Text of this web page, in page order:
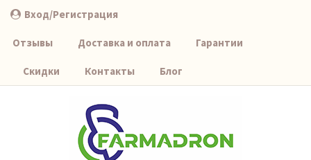
Вход/Регистрация
Отзывы Доставка и оплата Гарантии
Скидки Контакты Блог